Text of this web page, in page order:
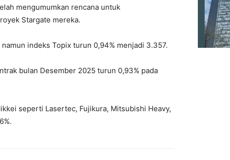
mengumumkan rencana untuk
Stargate mereka.
indeks Topix turun 0,94% menjadi 3.357.
bulan Desember 2025 turun 0,93% pada
seperti Lasertec, Fujikura, Mitsubishi Heavy,